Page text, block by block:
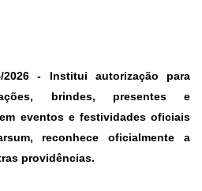
- Institui autorização para
brindes, presentes e
eventos e festividades oficiais
reconhece oficialmente a
providências.